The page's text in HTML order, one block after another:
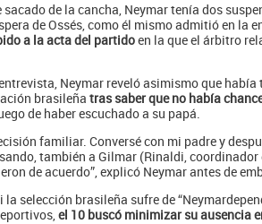
sacado de la cancha, Neymar tenía dos
de Ossés, como él mismo admitió en la
a la acta del partidoen la que el árbitro
Neymar reveló asimismo que
brasileña tras saber que no había
de haber escuchado a su papá.
familiar. Conversé con mi padre y
también a Gilmar (Rinaldi,
de acuerdo”, explicó Neymar antes de
la selección brasileña sufre de
el 10 buscó minimizar su ausencia